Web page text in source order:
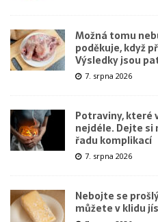
Možná tomu
poděkuje, když
Výsledky jsou
7. srpna 2026
Potraviny, které
nejdéle. Dejte si
řadu komplikací
7. srpna 2026
Nebojte se
můžete v klidu